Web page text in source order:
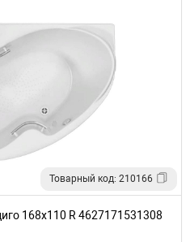
Товарный код: 210166
168x110 R 4627171531308